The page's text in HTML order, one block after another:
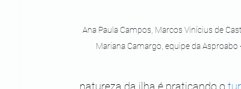
Ana Paula Campos, Marcos Vinícius de
Mariana Camargo, equipe da Asproabo
natureza da ilha é praticando o